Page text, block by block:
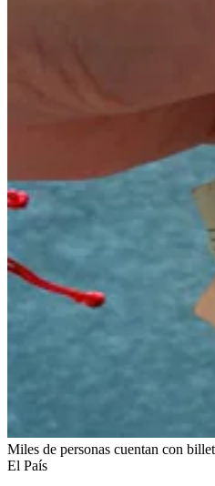
Miles de personas cuentan con
El País